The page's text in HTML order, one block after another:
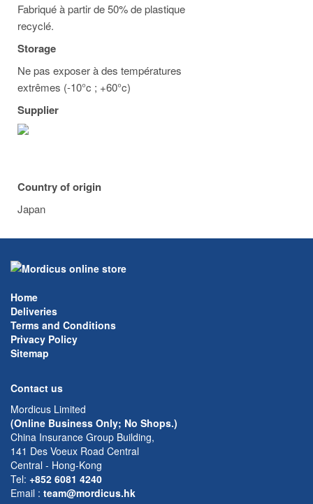
Fabriqué à partir de 50% de plastique
recyclé.
Storage
Ne pas exposer à des températures
extrêmes (-10°c ; +60°c)
Supplier
Country of origin
Japan
Home
Deliveries
Terms and Conditions
Privacy Policy
Sitemap
Contact us
Mordicus Limited
(Online Business Only; No Shops.)
China Insurance Group Building,
141 Des Voeux Road Central
Central - Hong-Kong
Tel: +852 6081 4240
Email : team@mordicus.hk